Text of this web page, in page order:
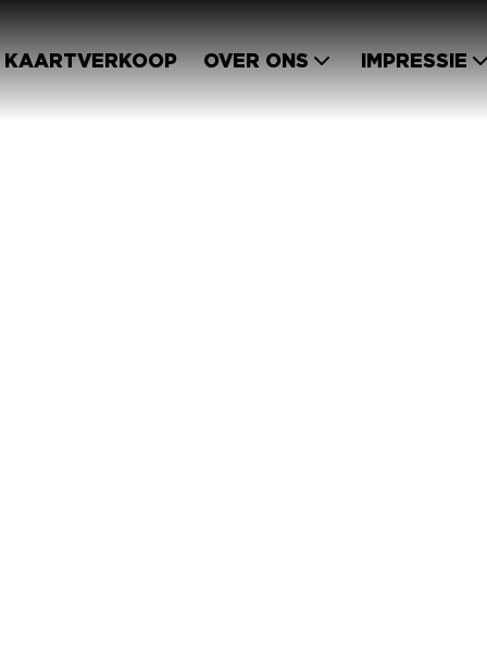
KAARTVERKOOP OVER ONS IMPRESSIE